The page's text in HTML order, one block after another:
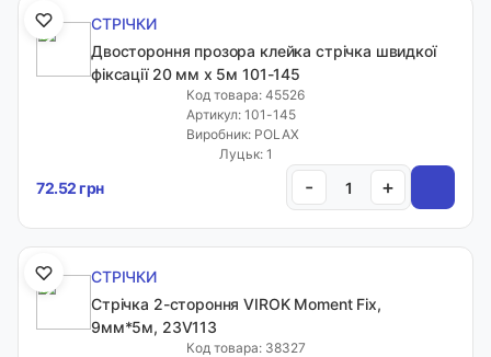
Меню
Закладки
Інформація
СТРІЧКИ
Двостороння прозора клейка стрічка швидкої
фіксації 20 мм х 5м 101-145
Код товара: 45526
Артикул: 101-145
Виробник: POLAX
Луцьк: 1
72.52 грн - +
СТРІЧКИ
Стрічка 2-стороння VIROK Moment Fix,
9мм*5м, 23V113
Код товара: 38327